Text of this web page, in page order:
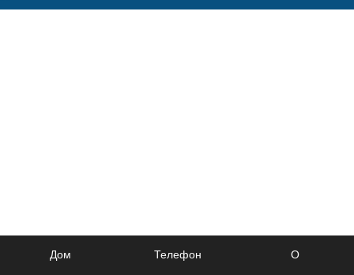
Дом Телефон О